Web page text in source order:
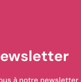
à notre newsletter